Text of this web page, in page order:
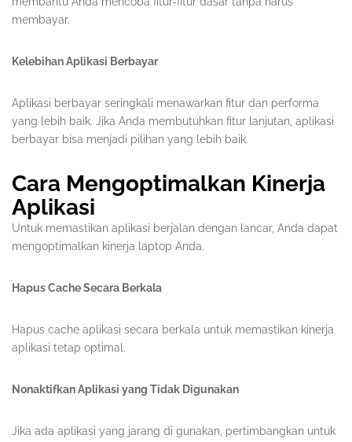
membayar.
Kelebihan Aplikasi Berbayar
Aplikasi berbayar seringkali menawarkan fitur dan performa
yang lebih baik. Jika Anda membutuhkan fitur lanjutan, aplikasi
berbayar bisa menjadi pilihan yang lebih baik.
Cara Mengoptimalkan Kinerja
Aplikasi
Untuk memastikan aplikasi berjalan dengan lancar, Anda dapat
mengoptimalkan kinerja laptop Anda.
Hapus Cache Secara Berkala
Hapus cache aplikasi secara berkala untuk memastikan kinerja
aplikasi tetap optimal.
Nonaktifkan Aplikasi yang Tidak Digunakan
Jika ada aplikasi yang jarang di gunakan, pertimbangkan untuk